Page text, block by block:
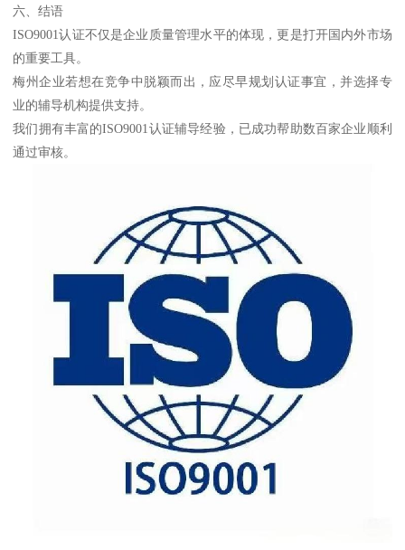
六、结语
ISO9001认证不仅是企业质量管理水平的体现，更是打开国内外市场
的重要工具。
梅州企业若想在竞争中脱颖而出，应尽早规划认证事宜，并选择专
业的辅导机构提供支持。
我们拥有丰富的ISO9001认证辅导经验，已成功帮助数百家企业顺利
通过审核。